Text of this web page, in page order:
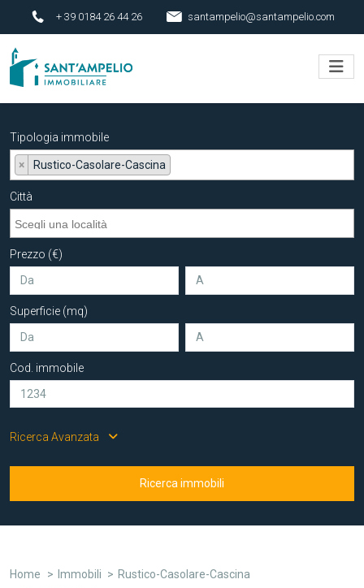
+ 39 0184 26 44 26 santampelio@santampelio.com
Tipologia immobile
× Rustico-Casolare-Cascina
Città
Prezzo (€)
Superficie (mq)
Cod. immobile
Ricerca Avanzata
Ricerca immobili
Home Immobili
Rustico-Casolare-Cascina